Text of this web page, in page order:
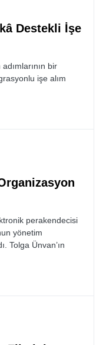
Destekli İşe
bir
işe alım
perakendecisi
yönetim
Tolga Ünvan’ın